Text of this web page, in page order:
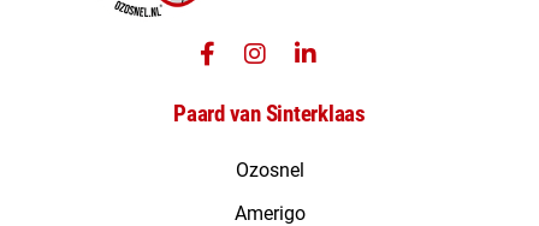
Paard van Sinterklaas
Ozosnel
Amerigo